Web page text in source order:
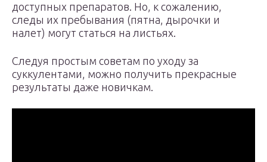
доступных препаратов. Но, к сожалению,
следы их пребывания (пятна, дырочки и
налет) могут статься на листьях.
Следуя простым советам по уходу за
суккулентами, можно получить прекрасные
результаты даже новичкам.